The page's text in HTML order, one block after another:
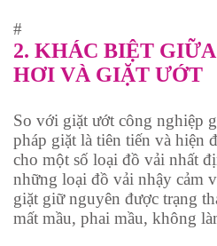
#
2. KHÁC BIỆT
HƠI VÀ GIẶT ƯỚT
So với giặt ướt công nghiệp
pháp giặt là tiên tiến và hiện
cho một số loại đồ vải nhất
những loại đồ vải nhậy cảm
giặt giữ nguyên được trạng
mất mầu, phai mầu, không